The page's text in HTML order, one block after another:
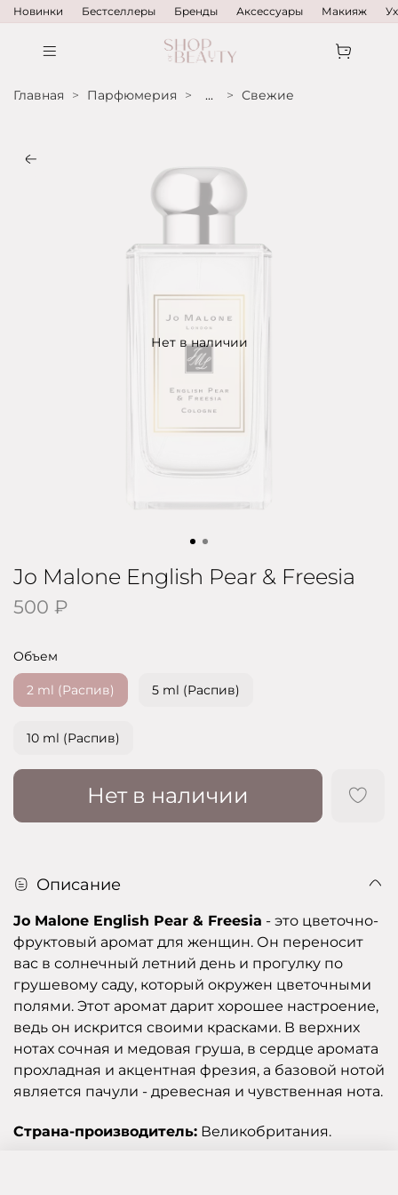
Новинки Бестселлеры Бренды Аксессуары Макияж
Главная Парфюмерия ... Свежие
Нет в наличии
Jo Malone English Pear & Freesia
500 ₽
Нет в наличии
Объем
2 ml (Распив) 5 ml (Распив)
10 ml (Распив)
Описание
Jo Malone English Pear & Freesia - это цветочно-
фруктовый аромат для женщин. Он переносит
вас в солнечный летний день и прогулку по
грушевому саду, который окружен цветочными
полями. Этот аромат дарит хорошее настроение,
ведь он искрится своими красками. В верхних
нотах сочная и медовая груша, в сердце аромата
прохладная и акцентная фрезия, а базовой нотой
является пачули - древесная и чувственная нота.
Страна-производитель: Великобритания.